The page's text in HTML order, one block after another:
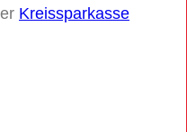
Kreissparkasse